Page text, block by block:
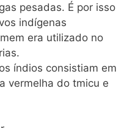
pesadas. É por isso
indígenas
era utilizado no
índios consistiam em
vermelha do tmicu e